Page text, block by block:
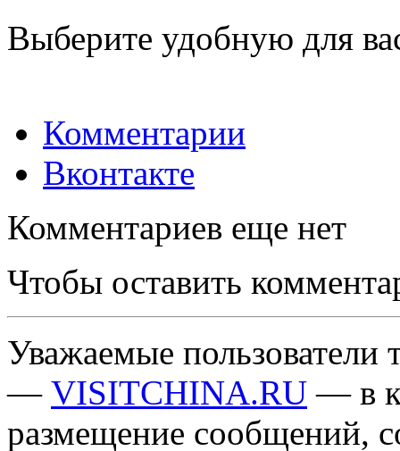
Выберите удобную для
Комментарии
Вконтакте
Комментариев еще нет
Чтобы оставить
Уважаемые пользователи
— VISITCHINA.RU — в
размещение сообщений,